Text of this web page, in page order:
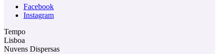
Facebook
Instagram
Tempo
Lisboa
Nuvens Dispersas